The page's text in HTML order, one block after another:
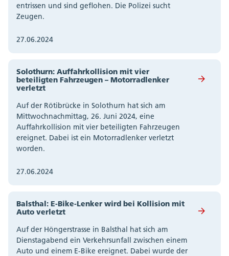
entrissen und sind geflohen. Die Polizei sucht
Zeugen.
27.06.2024
Solothurn: Auffahrkollision mit vier
beteiligten Fahrzeugen – Motorradlenker
verletzt
Auf der Rötibrücke in Solothurn hat sich am
Mittwochnachmittag, 26. Juni 2024, eine
Auffahrkollision mit vier beteiligten Fahrzeugen
ereignet. Dabei ist ein Motorradlenker verletzt
worden.
27.06.2024
Balsthal: E-Bike-Lenker wird bei Kollision mit
Auto verletzt
Auf der Höngerstrasse in Balsthal hat sich am
Dienstagabend ein Verkehrsunfall zwischen einem
Auto und einem E-Bike ereignet. Dabei wurde der